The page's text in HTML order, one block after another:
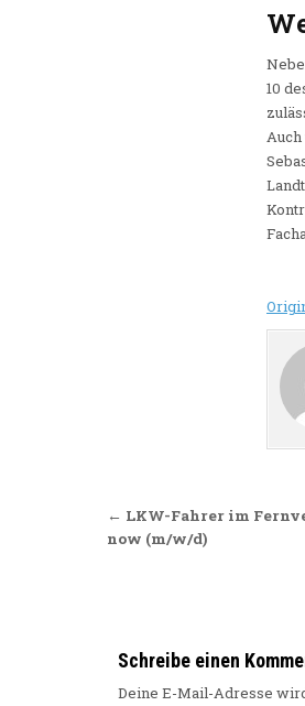
10
Auch
← LKW-Fahrer im
now (m/w/d)
Schreibe einen
Deine E-Mail-Adresse